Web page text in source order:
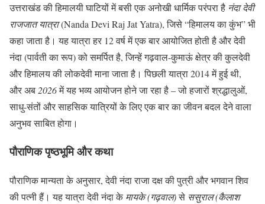
उत्तराखंड की हिमालयी घाटियों में बसी एक अनोखी धार्मिक परंपरा है नंदा देवी
राजजात यात्रा(Nanda Devi Raj Jat Yatra), जिसे “हिमालय का कुंभ” भी
कहा जाता है। यह यात्रा हर 12 वर्ष में एक बार आयोजित होती है और देवी
नंदा (पार्वती का रूप) को समर्पित है, जिन्हें गढ़वाल-कुमाऊं क्षेत्र की कुलदेवी
और हिमालय की लोकदेवी माना जाता है। पिछली यात्रा 2014 में हुई थी,
और अब 2026में यह भव्य आयोजन होने जा रहा है – जो हजारों श्रद्धालुओं,
साधु-संतों और साहसिक यात्रियों के लिए एक बार का जीवन बदल देने वाला
अनुभव साबित होगा।
पौराणिक पृष्ठभूमि और कथा
पौराणिक मान्यता के अनुसार, देवी नंदा राजा दक्ष की पुत्री और भगवान शिव
की पत्नी हैं। यह यात्रा देवी नंदा के मायके (गढ़वाल)से ससुराल (कैलाश